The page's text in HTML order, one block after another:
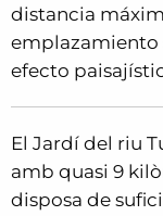
distancia
emplazamiento
efecto
El Jardí del riu
amb quasi 9
disposa de